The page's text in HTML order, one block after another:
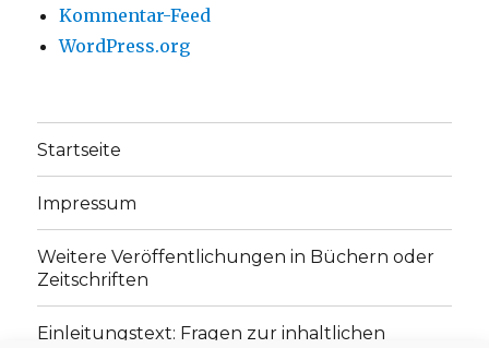
Kommentar-Feed
WordPress.org
Startseite
Impressum
Weitere Veröffentlichungen in Büchern oder
Zeitschriften
Einleitungstext: Fragen zur inhaltlichen